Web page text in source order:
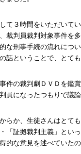
て３時間をいただいて
裁判員裁判対象事件を
な刑事手続の流れにつ
話ということで、とて
件の裁判劇ＤＶＤを鑑
員になったつもりで議論
らか、生徒さんはとて
「証拠裁判主義」とい
的な意見を述べていたの